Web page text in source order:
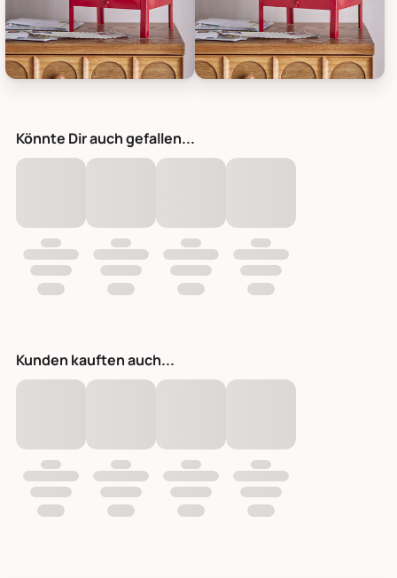
Santas Briefkasten Deko Metall rot
Könnte Dir auch gefallen...
Kunden kauften auch...